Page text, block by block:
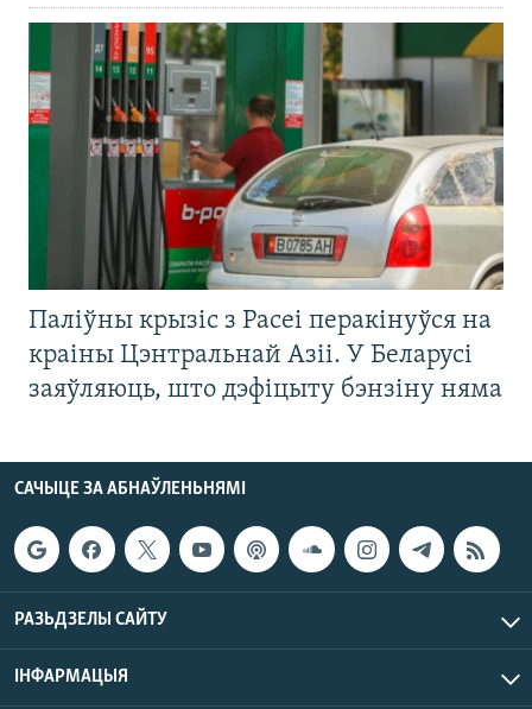
Паліўны крызіс з Расеі перакінуўся на
краіны Цэнтральнай Азіі. У Беларусі
заяўляюць, што дэфіцыту бэнзіну няма
САЧЫЦЕ ЗА АБНАЎЛЕНЬНЯМІ
РАЗЬДЗЕЛЫ САЙТУ
ІНФАРМАЦЫЯ